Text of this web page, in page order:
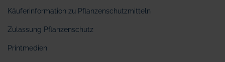
Käuferinformation zu Pflanzenschutzmitteln
Zulassung Pflanzenschutz
Printmedien